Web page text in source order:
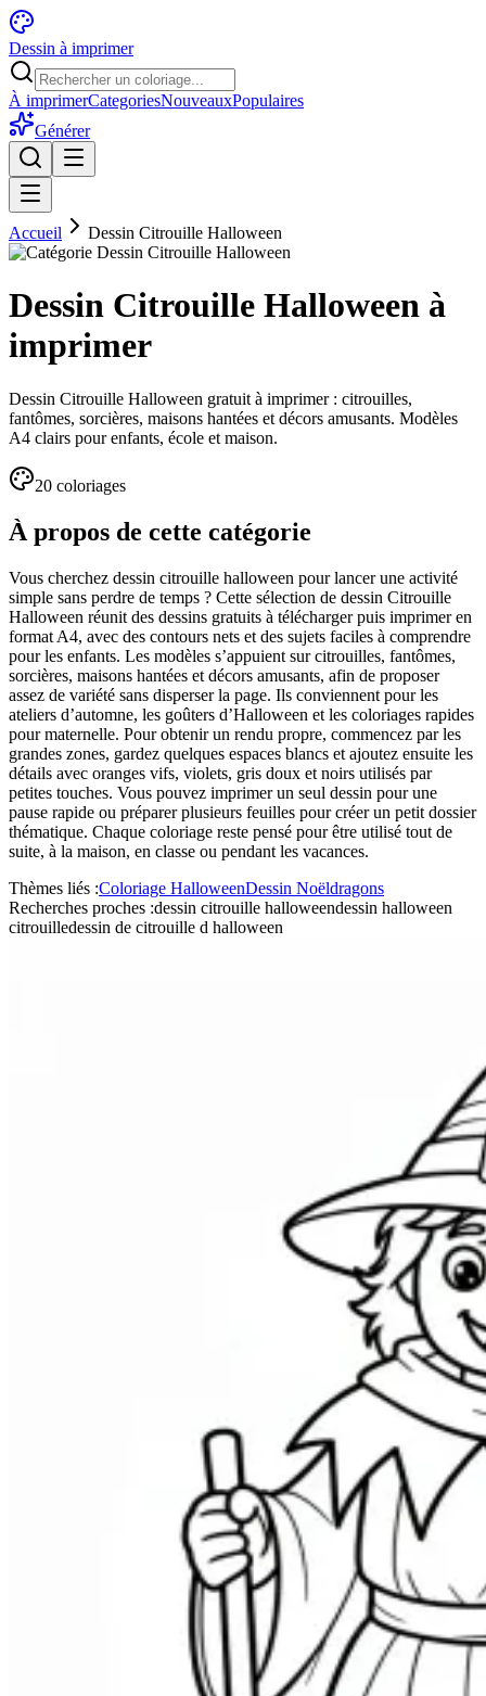
Dessin à imprimer
À imprimerCategoriesNouveauxPopulaires
Générer
Accueil Dessin Citrouille Halloween
Dessin Citrouille Halloween à
imprimer
Dessin Citrouille Halloween gratuit à imprimer : citrouilles,
fantômes, sorcières, maisons hantées et décors amusants. Modèles
A4 clairs pour enfants, école et maison.
20 coloriages
À propos de cette catégorie
Vous cherchez dessin citrouille halloween pour lancer une activité
simple sans perdre de temps ? Cette sélection de dessin Citrouille
Halloween réunit des dessins gratuits à télécharger puis imprimer en
format A4, avec des contours nets et des sujets faciles à comprendre
pour les enfants. Les modèles s’appuient sur citrouilles, fantômes,
sorcières, maisons hantées et décors amusants, afin de proposer
assez de variété sans disperser la page. Ils conviennent pour les
ateliers d’automne, les goûters d’Halloween et les coloriages rapides
pour maternelle. Pour obtenir un rendu propre, commencez par les
grandes zones, gardez quelques espaces blancs et ajoutez ensuite les
détails avec oranges vifs, violets, gris doux et noirs utilisés par
petites touches. Vous pouvez imprimer un seul dessin pour une
pause rapide ou préparer plusieurs feuilles pour créer un petit dossier
thématique. Chaque coloriage reste pensé pour être utilisé tout de
suite, à la maison, en classe ou pendant les vacances.
Thèmes liés :Coloriage HalloweenDessin Noëldragons
Recherches proches :dessin citrouille halloweendessin halloween
citrouilledessin de citrouille d halloween